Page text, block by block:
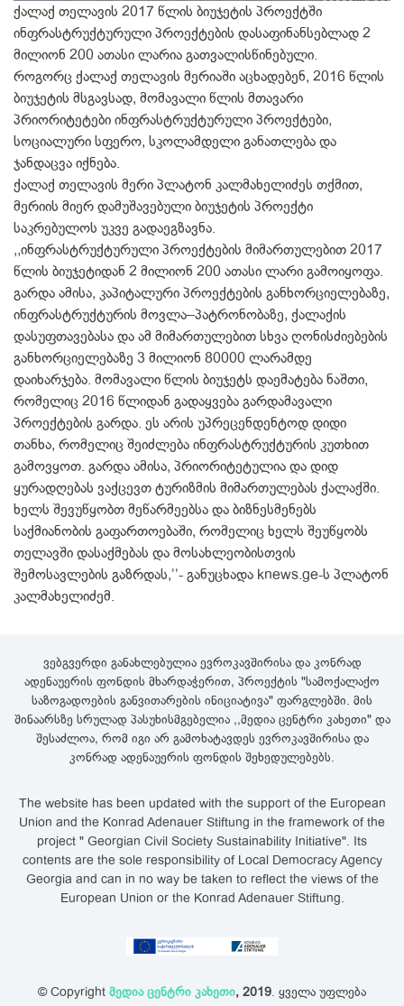
ქალაქ თელავის 2017 წლის ბიუჯეტის პროექტში
ინფრასტრუქტურული პროექტების დასაფინანსებლად 2
მილიონ 200 ათასი ლარია გათვალისწინებული.
როგორც ქალაქ თელავის მერიაში აცხადებენ, 2016 წლის
ბიუჯეტის მსგავსად, მომავალი წლის მთავარი
პრიორიტეტები ინფრასტრუქტურული პროექტები,
სოციალური სფერო, სკოლამდელი განათლება და
ჯანდაცვა იქნება.
ქალაქ თელავის მერი პლატონ კალმახელიძეს თქმით,
მერიის მიერ დამუშავებული ბიუჯეტის პროექტი
საკრებულოს უკვე გადაეგზავნა.
,,ინფრასტრუქტურული პროექტების მიმართულებით 2017
წლის ბიუჯეტიდან 2 მილიონ 200 ათასი ლარი გამოიყოფა.
გარდა ამისა, კაპიტალური პროექტების განხორციელებაზე,
ინფრასტრუქტურის მოვლა–პატრონობაზე, ქალაქის
დასუფთავებასა და ამ მიმართულებით სხვა ღონისძიებების
განხორციელებაზე 3 მილიონ 80000 ლარამდე
დაიხარჯება. მომავალი წლის ბიუჯეტს დაემატება ნაშთი,
რომელიც 2016 წლიდან გადაყვება გარდამავალი
პროექტების გარდა. ეს არის უპრეცენდენტოდ დიდი
თანხა, რომელიც შეიძლება ინფრასტრუქტურის კუთხით
გამოვყოთ. გარდა ამისა, პრიორიტეტულია და დიდ
ყურადღებას ვაქცევთ ტურიზმის მიმართულებას ქალაქში.
ხელს შევუწყობთ მეწარმეებსა და ბიზნესმენებს
საქმიანობის გაფართოებაში, რომელიც ხელს შეუწყობს
თელავში დასაქმებას და მოსახლეობისთვის
შემოსავლების გაზრდას,’’- განუცხადა knews.ge-ს პლატონ
კალმახელიძემ.
ვებგვერდი განახლებულია ევროკავშირისა და კონრად
ადენაუერის ფონდის მხარდაჭერით, პროექტის "სამოქალაქო
საზოგადოების განვითარების ინიციატივა" ფარგლებში. მის
შინაარსზე სრულად პასუხისმგებელია ,,მედია ცენტრი კახეთი" და
შესაძლოა, რომ იგი არ გამოხატავდეს ევროკავშირისა და
კონრად ადენაუერის ფონდის შეხედულებებს.
The website has been updated with the support of the European
Union and the Konrad Adenauer Stiftung in the framework of the
project " Georgian Civil Society Sustainability Initiative". Its
contents are the sole responsibility of Local Democracy Agency
Georgia and can in no way be taken to reflect the views of the
European Union or the Konrad Adenauer Stiftung.
© Copyright მედია ცენტრი კახეთი, 2019. ყველა უფლება